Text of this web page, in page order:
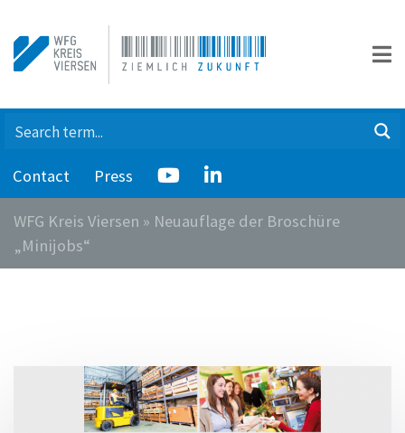
Contact Press
WFG Kreis Viersen » Neuauflage der Broschüre
„Minijobs“